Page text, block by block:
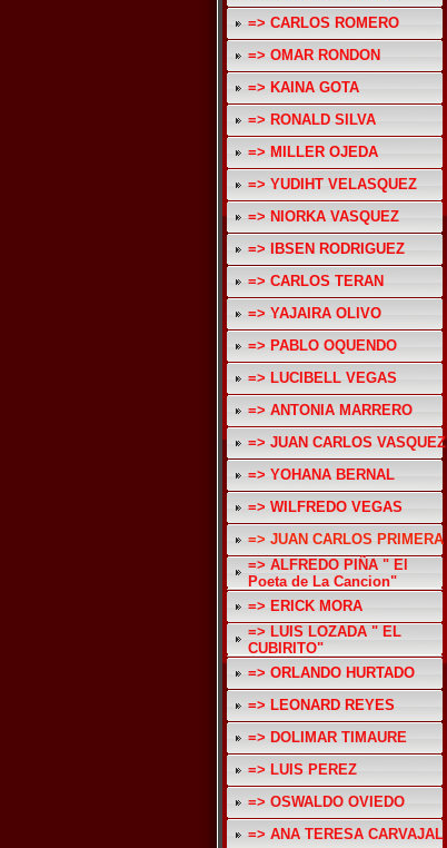
=> CARLOS ROMERO
=> OMAR RONDON
=> KAINA GOTA
=> RONALD SILVA
=> MILLER OJEDA
=> YUDIHT VELASQUEZ
=> NIORKA VASQUEZ
=> IBSEN RODRIGUEZ
=> CARLOS TERAN
=> YAJAIRA OLIVO
=> PABLO OQUENDO
=> LUCIBELL VEGAS
=> ANTONIA MARRERO
=> JUAN CARLOS VASQUEZ
=> YOHANA BERNAL
=> WILFREDO VEGAS
=> JUAN CARLOS PRIMERA
=> ALFREDO PIÑA " El
Poeta de La Cancion"
=> ERICK MORA
=> LUIS LOZADA " EL
CUBIRITO"
=> ORLANDO HURTADO
=> LEONARD REYES
=> DOLIMAR TIMAURE
=> LUIS PEREZ
=> OSWALDO OVIEDO
=> ANA TERESA CARVAJAL